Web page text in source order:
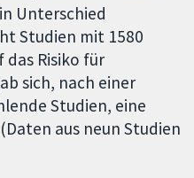
Unterschied
Studien mit 1580
das Risiko für
sich, nach einer
Studien, eine
aus neun Studien